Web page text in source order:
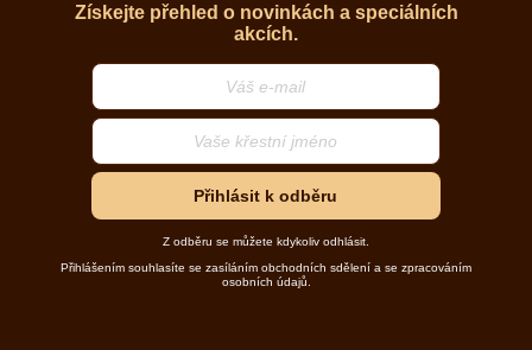
Získejte přehled o novinkách a speciálních
akcích.
Přihlásit k odběru
Z odběru se můžete kdykoliv odhlásit.
Přihlášením souhlasíte se zasíláním obchodních sdělení a se zpracováním
osobních údajů.